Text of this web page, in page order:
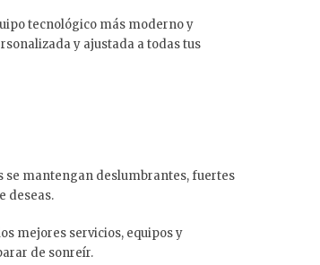
tecnológico más moderno y
y ajustada a todas tus
se mantengan deslumbrantes, fuertes
deseas.
mejores servicios, equipos y
de sonreír.